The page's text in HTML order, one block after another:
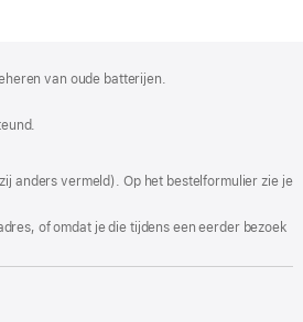
van oude batterijen.
anders vermeld). Op het bestelformulier zie je
of omdat je die tijdens een eerder bezoek